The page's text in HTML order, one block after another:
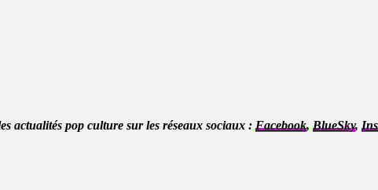
actualités pop culture sur les réseaux sociaux : Facebook, BlueSky,